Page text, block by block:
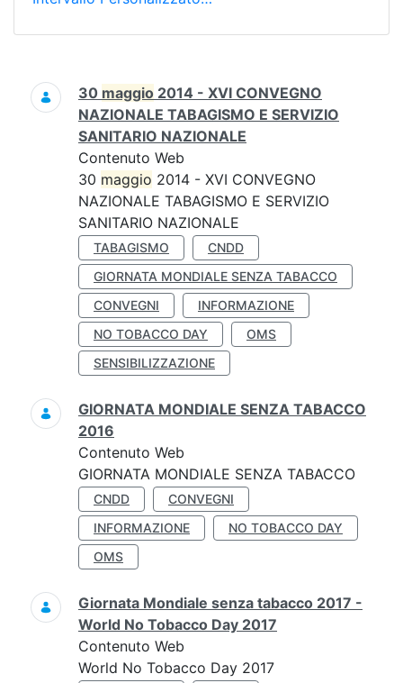
Ricerca
30 maggio 2014 - XVI CONVEGNO
NAZIONALE TABAGISMO E SERVIZIO
SANITARIO NAZIONALE
Contenuto Web
30 maggio 2014 - XVI CONVEGNO
NAZIONALE TABAGISMO E SERVIZIO
SANITARIO NAZIONALE
TABAGISMO
CNDD
GIORNATA MONDIALE SENZA TABACCO
CONVEGNI
INFORMAZIONE
NO TOBACCO DAY
OMS
SENSIBILIZZAZIONE
GIORNATA MONDIALE SENZA TABACCO
2016
Contenuto Web
GIORNATA MONDIALE SENZA TABACCO
CNDD
CONVEGNI
INFORMAZIONE
NO TOBACCO DAY
OMS
Giornata Mondiale senza tabacco 2017 -
World No Tobacco Day 2017
Contenuto Web
World No Tobacco Day 2017